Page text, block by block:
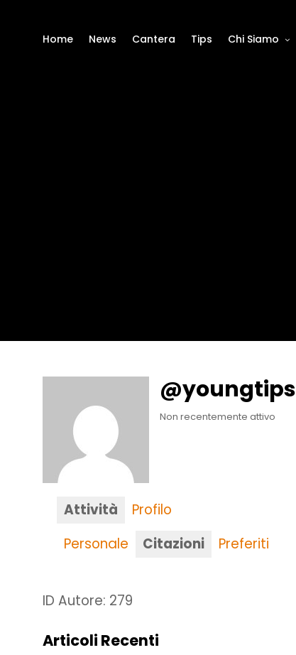
Home News Cantera Tips Chi Siamo
@youngtips
Non recentemente attivo
Attività
Profilo
Personale
Citazioni Preferiti
ID Autore: 279
Articoli Recenti